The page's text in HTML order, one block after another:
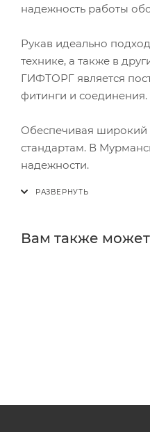
надежность работы
Рукав идеально
технике, а также в
ГИФТОРГ является
фитинги и соединения.
Обеспечивая широкий
стандартам. В
надежности.
Вам также